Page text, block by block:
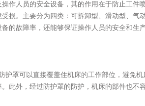
作人员的安全设备，其的作用在于防止工件
损。主要分为四类：可拆卸型、滑动型、气
的故障率，还能够保证操作人员的安全和生
罩可以直接覆盖住机床的工作部位，避免机
此外，经过防护罩的防护，机床的部件也不